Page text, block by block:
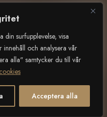
surfupplevelse, visa
innehåll och analysera vår
alla" samtycker du till vår
Acceptera alla
Öppet